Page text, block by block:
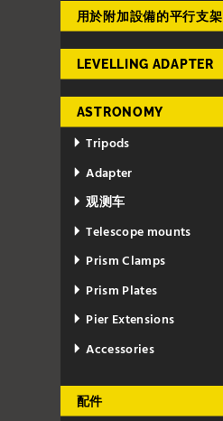
用於附加設備的平行支架
LEVELLING ADAPTER
ASTRONOMY
Tripods
Adapter
观测车
Telescope mounts
Prism Clamps
Prism Plates
Pier Extensions
Accessories
配件